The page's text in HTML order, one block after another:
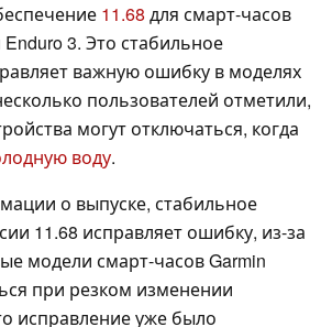
11.68 для смарт-часов
3. Это стабильное
важную ошибку в моделях
пользователей отметили,
могут отключаться, когда
воду.
о выпуске, стабильное
11.68 исправляет ошибку, из-за
модели смарт-часов Garmin
при резком изменении
исправление уже было